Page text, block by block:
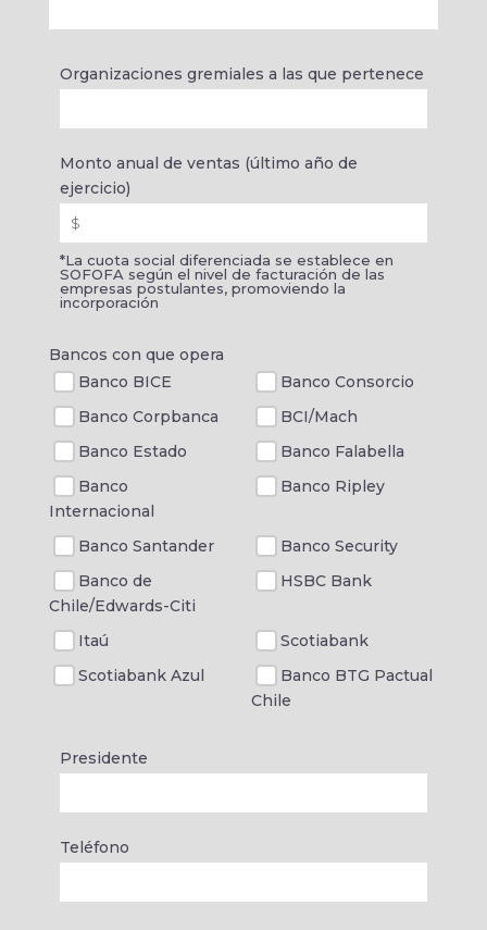
Organizaciones gremiales a las que pertenece
Monto anual de ventas (último año de
ejercicio)
*La cuota social diferenciada se establece en
SOFOFA según el nivel de facturación de las
empresas postulantes, promoviendo la
incorporación
Bancos con que opera
Banco BICE
Banco Consorcio
Banco Corpbanca
BCI/Mach
Banco Estado
Banco Falabella
Banco
Internacional
Banco Ripley
Banco Santander
Banco Security
Banco de
Chile/Edwards-Citi
HSBC Bank
Itaú
Scotiabank
Scotiabank Azul
Banco BTG Pactual
Chile
Presidente
Teléfono